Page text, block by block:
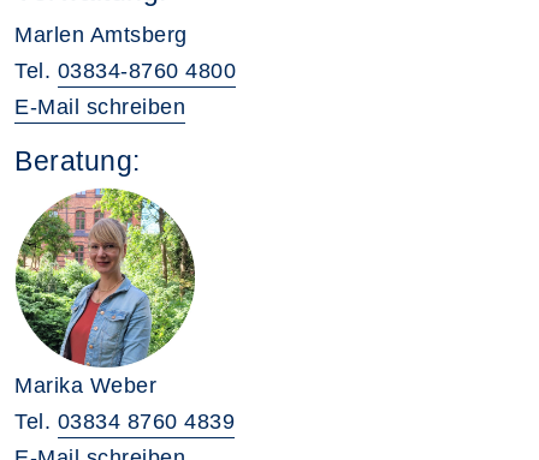
Marlen Amtsberg
Tel. 03834-8760 4800
E-Mail schreiben
Beratung:
Marika Weber
Tel. 03834 8760 4839